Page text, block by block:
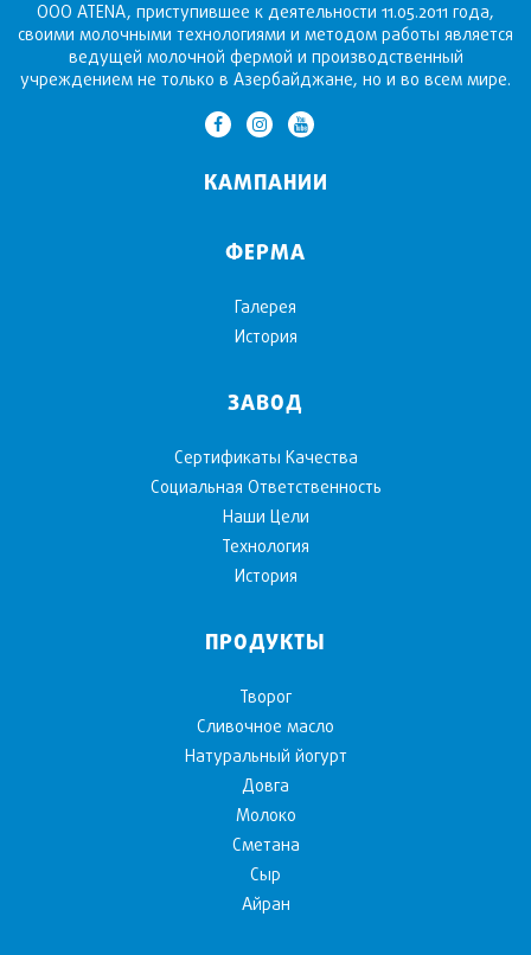
ООО ATENA, приступившее к деятельности 11.05.2011 года,
своими молочными технологиями и методом работы является
ведущей молочной фермой и производственный
учреждением не только в Азербайджане, но и во всем мире.
КАМПАНИИ
ФЕРМА
Галерея
История
ЗАВОД
Сертификаты Качества
Социальная Ответственность
Наши Цели
Технология
История
ПРОДУКТЫ
Творог
Cливочное масло
Натуральный йогурт
Довга
Mолоко
Сметана
Cыр
Aйран